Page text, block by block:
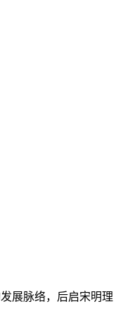
展脉络，后启宋明理